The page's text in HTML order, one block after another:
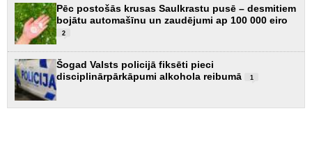
Pēc postošās krusas Saulkrastu pusē – desmitiem
bojātu automašīnu un zaudējumi ap 100 000 eiro
2
Šogad Valsts policijā fiksēti pieci
disciplinārpārkāpumi alkohola reibumā
1